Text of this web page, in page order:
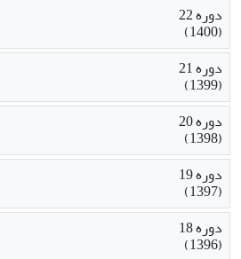
دوره 22
(1400)
دوره 21
(1399)
دوره 20
(1398)
دوره 19
(1397)
دوره 18
(1396)